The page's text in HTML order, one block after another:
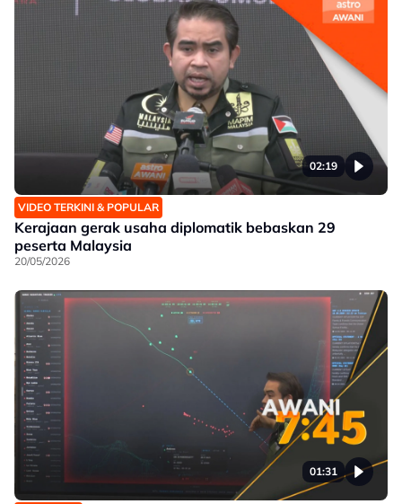
02:19
VIDEO TERKINI & POPULAR
Kerajaan gerak usaha diplomatik bebaskan 29
peserta Malaysia
20/05/2026
01:31